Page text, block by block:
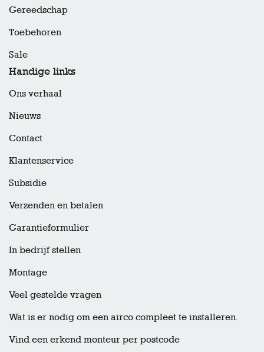
Gereedschap
Toebehoren
Sale
Handige links
Ons verhaal
Nieuws
Contact
Klantenservice
Subsidie
Verzenden en betalen
Garantieformulier
In bedrijf stellen
Montage
Veel gestelde vragen
Wat is er nodig om een airco compleet te installeren.
Vind een erkend monteur per postcode